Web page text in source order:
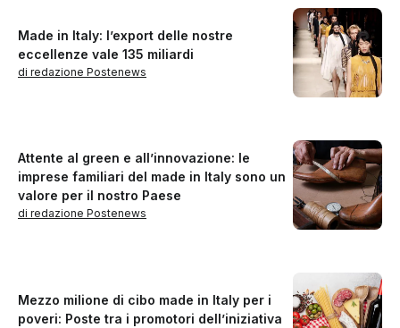
Made in Italy: l’export delle nostre
eccellenze vale 135 miliardi
di redazione Postenews
Attente al green e all’innovazione: le
imprese familiari del made in Italy sono un
valore per il nostro Paese
di redazione Postenews
Mezzo milione di cibo made in Italy per i
poveri: Poste tra i promotori dell’iniziativa